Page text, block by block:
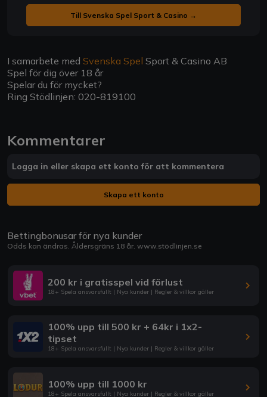
Till Svenska Spel Sport & Casino →
I samarbete med Svenska Spel Sport & Casino AB
Spel för dig över 18 år
Spelar du för mycket?
Ring Stödlinjen: 020-819100
Kommentarer
Logga in eller skapa ett konto för att kommentera
Skapa ett konto
Bettingbonusar för nya kunder
Odds kan ändras. Åldersgräns 18 år. www.stödlinjen.se
200 kr i gratisspel vid förlust
18+ Spela ansvarsfullt | Nya kunder | Regler & villkor gäller
100% upp till 500 kr + 64kr i 1x2-
tipset
18+ Spela ansvarsfullt | Nya kunder | Regler & villkor gäller
100% upp till 1000 kr
18+ Spela ansvarsfullt | Nya kunder | Regler & villkor gäller